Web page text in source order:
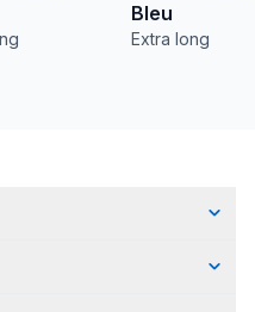
Bleu
Extra long